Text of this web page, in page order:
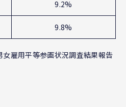
9.2%
9.8%
女雇用平等参画状況調査結果報告